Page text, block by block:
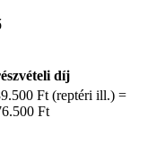
díj
Ft (reptéri ill.) =
Ft